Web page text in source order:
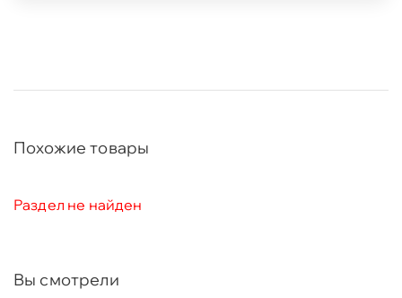
Похожие товары
Раздел не найден
Вы смотрели